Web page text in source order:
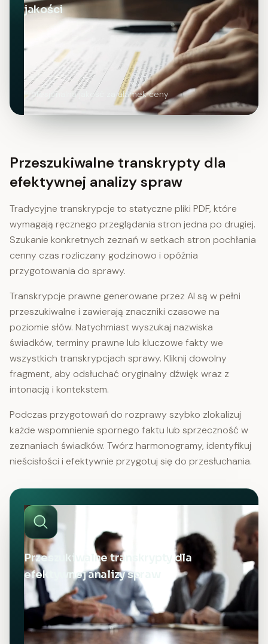
jakości
Profesjonalna jakość za ułamek ceny
Przeszukiwalne transkrypty dla
efektywnej analizy spraw
Tradycyjne transkrypcje to statyczne pliki PDF, które
wymagają ręcznego przeglądania stron jedna po drugiej.
Szukanie konkretnych zeznań w setkach stron pochłania
cenny czas rozliczany godzinowo i opóźnia
przygotowania do sprawy.
Transkrypcje prawne generowane przez AI są w pełni
przeszukiwalne i zawierają znaczniki czasowe na
poziomie słów. Natychmiast wyszukaj nazwiska
świadków, terminy prawne lub kluczowe fakty we
wszystkich transkrypcjach sprawy. Kliknij dowolny
fragment, aby odsłuchać oryginalny dźwięk wraz z
intonacją i kontekstem.
Podczas przygotowań do rozprawy szybko zlokalizuj
każde wspomnienie spornego faktu lub sprzeczność w
zeznaniach świadków. Twórz harmonogramy, identyfikuj
nieścisłości i efektywnie przygotuj się do przesłuchania.
Przeszukiwalne transkrypty dla
efektywnej analizy spraw